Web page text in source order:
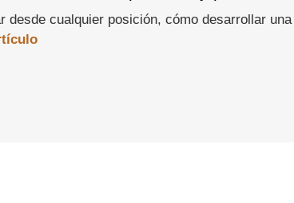
desde cualquier posición, cómo desarrollar